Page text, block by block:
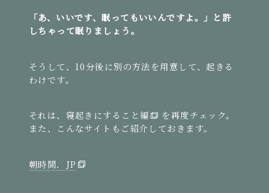
「あ、いいです、眠ってもいいんですよ。」と許
しちゃって眠りましょう。
そうして、10分後に別の方法を用意して、起きる
わけです。
それは、 寝起きにすること編
を再度チェック。
また、こんなサイトもご紹介しておきます。
朝時間．JP